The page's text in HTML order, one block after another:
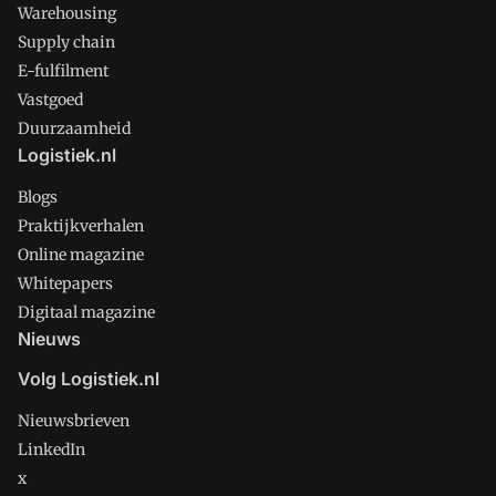
Warehousing
Supply chain
E-fulfilment
Vastgoed
Duurzaamheid
Logistiek.nl
Blogs
Praktijkverhalen
Online magazine
Whitepapers
Digitaal magazine
Nieuws
Volg Logistiek.nl
Nieuwsbrieven
LinkedIn
x